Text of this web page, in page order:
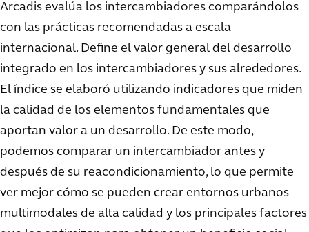
Arcadis evalúa los intercambiadores comparándolos
con las prácticas recomendadas a escala
internacional. Define el valor general del desarrollo
integrado en los intercambiadores y sus alrededores.
El índice se elaboró utilizando indicadores que miden
la calidad de los elementos fundamentales que
aportan valor a un desarrollo. De este modo,
podemos comparar un intercambiador antes y
después de su reacondicionamiento, lo que permite
ver mejor cómo se pueden crear entornos urbanos
multimodales de alta calidad y los principales factores